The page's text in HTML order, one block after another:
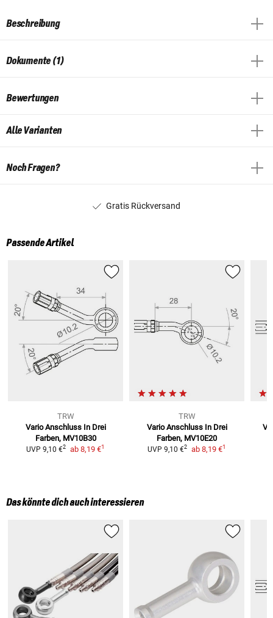
Beschreibung
Dokumente (1)
Bewertungen
Alle Varianten
Noch Fragen?
Gratis Rückversand
Passende Artikel
TRW
Vario Anschluss In Drei
Farben, MV10B30
UVP 9,10 €2 ab 8,19 €1
TRW
Vario Anschluss In Drei
Farben, MV10E20
UVP 9,10 €2 ab 8,19 €1
Das könnte dich auch interessieren